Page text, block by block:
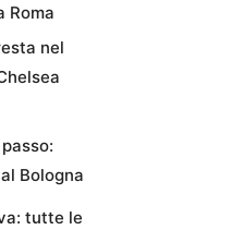
Roma
nel
Bologna
tutte le